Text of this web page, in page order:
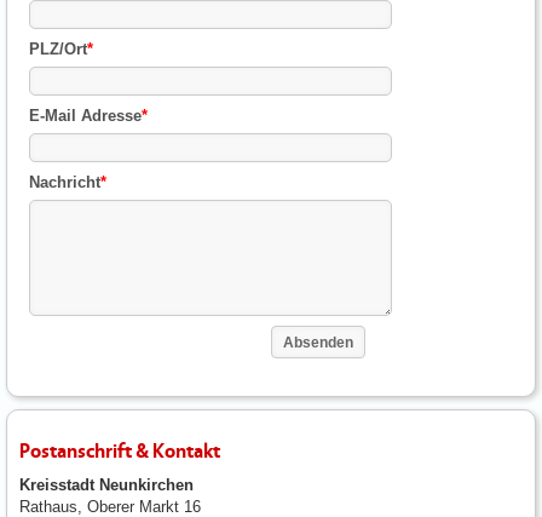
PLZ/Ort*
E-Mail Adresse*
Nachricht*
Postanschrift & Kontakt
Kreisstadt Neunkirchen
Rathaus, Oberer Markt 16